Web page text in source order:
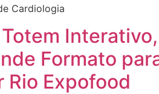
Cardiologia
Formato
Rio Expofood